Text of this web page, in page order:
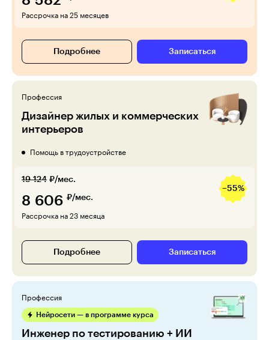
Рассрочка на 25 месяцев
Подробнее Записаться
Профессия
Дизайнер жилых и коммерческих
интерьеров
Помощь в трудоустройстве
19 124 ₽/мес.
−55%
8 606 ₽/мес.
Рассрочка на 23 месяца
Подробнее Записаться
Профессия
Нейросети — в программе курса
Инженер по тестированию + ИИ